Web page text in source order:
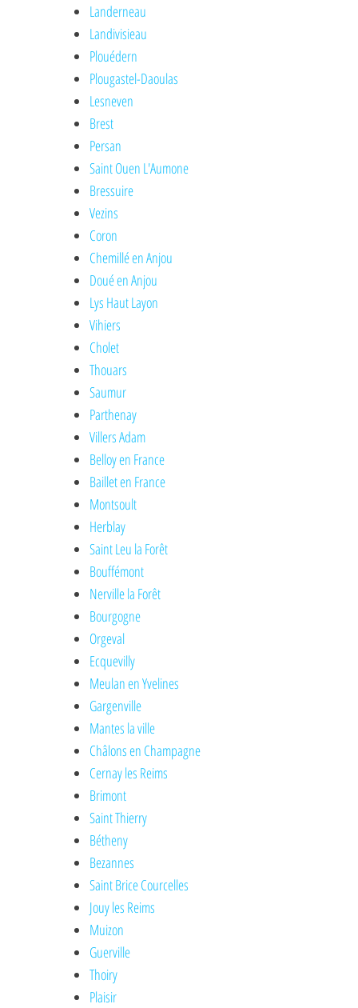
Landerneau
Landivisieau
Plouédern
Plougastel-Daoulas
Lesneven
Brest
Persan
Saint Ouen L'Aumone
Bressuire
Vezins
Coron
Chemillé en Anjou
Doué en Anjou
Lys Haut Layon
Vihiers
Cholet
Thouars
Saumur
Parthenay
Villers Adam
Belloy en France
Baillet en France
Montsoult
Herblay
Saint Leu la Forêt
Bouffémont
Nerville la Forêt
Bourgogne
Orgeval
Ecquevilly
Meulan en Yvelines
Gargenville
Mantes la ville
Châlons en Champagne
Cernay les Reims
Brimont
Saint Thierry
Bétheny
Bezannes
Saint Brice Courcelles
Jouy les Reims
Muizon
Guerville
Thoiry
Plaisir